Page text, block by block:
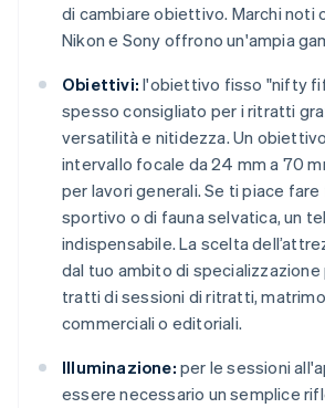
di cambiare obiettivo. Marchi noti
Nikon e Sony offrono un'ampia
Obiettivi: l'obiettivo fisso "nifty
spesso consigliato per i ritratti
versatilità e nitidezza. Un
intervallo focale da 24 mm a 70
per lavori generali. Se ti piace
sportivo o di fauna selvatica, un
indispensabile. La scelta
dal tuo ambito di
tratti di sessioni di ritratti,
commerciali o editoriali.
Illuminazione: per le sessioni
essere necessario un semplice